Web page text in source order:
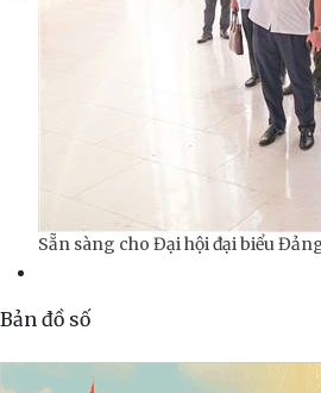
Sẵn sàng cho Đại hội đại biểu
Bản đồ số